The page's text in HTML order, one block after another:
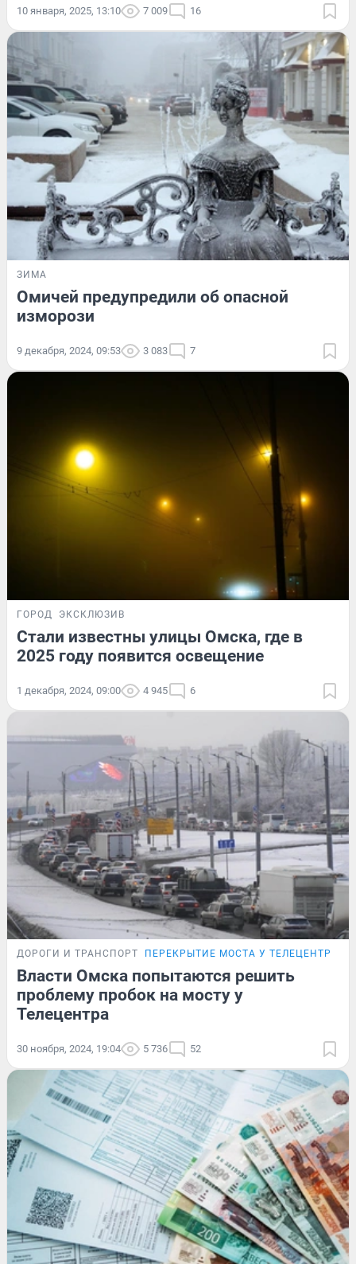
10 января, 2025, 13:10 7 009 16
ЗИМА
Омичей предупредили об опасной
изморози
9 декабря, 2024, 09:53 3 083 7
ГОРОД ЭКСКЛЮЗИВ
Стали известны улицы Омска, где в
2025 году появится освещение
1 декабря, 2024, 09:00 4 945 6
ДОРОГИ И ТРАНСПОРТ ПЕРЕКРЫТИЕ МОСТА У ТЕЛЕЦЕНТРА
Власти Омска попытаются решить
проблему пробок на мосту у
Телецентра
30 ноября, 2024, 19:04 5 736 52